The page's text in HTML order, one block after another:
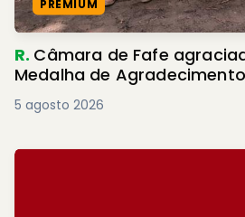
PREMIUM
R. Câmara de Fafe agraciada
Medalha de Agradecimento
5 agosto 2026